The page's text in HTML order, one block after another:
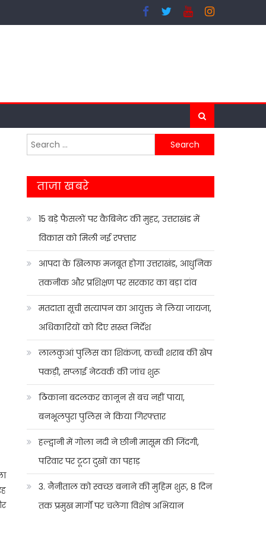
Search
for:
ताजा खबरे
15 बड़े फैसलों पर कैबिनेट की मुहर, उत्तराखंड में
विकास को मिली नई रफ्तार
आपदा के खिलाफ मजबूत होगा उत्तराखंड, आधुनिक
तकनीक और प्रशिक्षण पर सरकार का बड़ा दांव
मतदाता सूची सत्यापन का आयुक्त ने लिया जायजा,
अधिकारियों को दिए सख्त निर्देश
लालकुआं पुलिस का शिकंजा, कच्ची शराब की खेप
पकड़ी, सप्लाई नेटवर्क की जांच शुरू
ठिकाना बदलकर कानून से बच नहीं पाया,
बनभूलपुरा पुलिस ने किया गिरफ्तार
हल्द्वानी में गोला नदी ने छीनी मासूम की जिंदगी,
परिवार पर टूटा दुखों का पहाड़
3. नैनीताल को स्वच्छ बनाने की मुहिम शुरू, 8 दिन
तक प्रमुख मार्गों पर चलेगा विशेष अभियान